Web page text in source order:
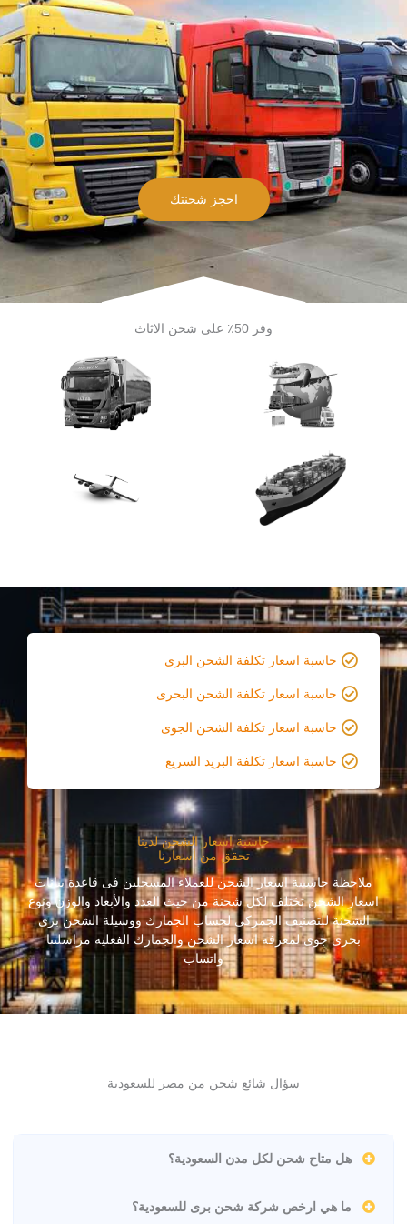
احجز شحنتك
وفر 50٪ على شحن الاثاث
حاسبة اسعار تكلفة الشحن البرى
حاسبة اسعار تكلفة الشحن البحرى
حاسبة اسعار تكلفة الشحن الجوى
حاسبة اسعار تكلفة البريد السريع
حاسبة اسعار الشحن لدينا
تحقق من أسعارنا
ملاحظة حاسبىة اسعار الشحن للعملاء المسجلين فى قاعدة بيانات
اسعار الشحن تختلف لكل شحنة من حيث العدد والأبعاد والوزن ونوع
الشحنة للتصنيف الجمركى لحساب الجمارك ووسيلة الشحن برى
بحرى جوى لمعرفة اسعار الشحن والجمارك الفعلية مراسلتنا
واتساب
سؤال شائع شحن من مصر للسعودية
هل متاح شحن لكل مدن السعودية؟
ما هي ارخص شركة شحن برى للسعودية؟